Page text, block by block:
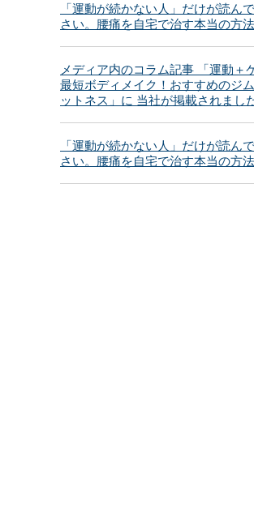
「運動が続かない人」だけが読ん
さい。腰痛を自宅で治す本当の方法
メディア内のコラム記事 「運動＋
最短ボディメイク！おすすめのジ
ットネス」に 当社が掲載されまし
「運動が続かない人」だけが読ん
さい。腰痛を自宅で治す本当の方法